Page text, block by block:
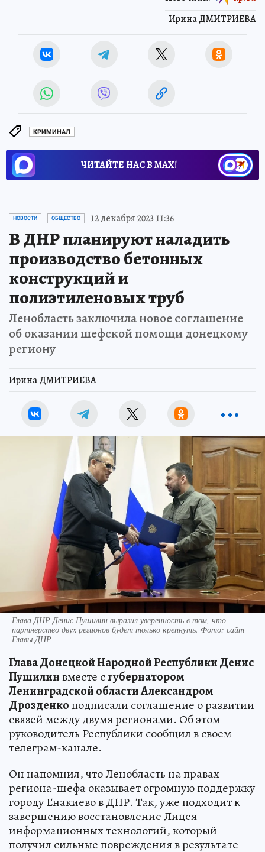
Ирина ДМИТРИЕВА
КРИМИНАЛ
ЧИТАЙТЕ НАС В МАХ!
НОВОСТИ ОБЩЕСТВО 12 декабря 2023 11:36
В ДНР планируют наладить
производство бетонных
конструкций и
полиэтиленовых труб
Ленобласть заключила новое соглашение
об оказании шефской помощи донецкому
региону
Ирина ДМИТРИЕВА
Глава ДНР Денис Пушилин выразил уверенность в том, что
партнерство двух регионов будет только крепнуть. Фото: сайт
Главы ДНР
Глава Донецкой Народной Республики Денис
Пушилинвместе сгубернатором
Ленинградской области Александром
Дрозденкоподписали соглашение о развитии
связей между двумя регионами. Об этом
руководитель Республики сообщил в своем
телеграм-канале.
Он напомнил, что Ленобласть на правах
региона-шефа оказывает огромную поддержку
городу Енакиево в ДНР. Так, уже подходит к
завершению восстановление Лицея
информационных технологий, который
получил сильные повреждения в результате